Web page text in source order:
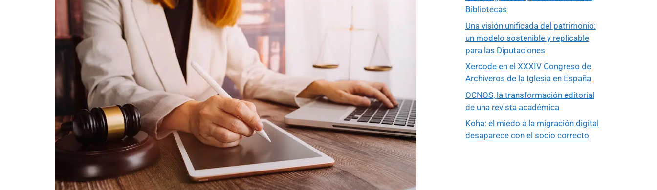
Bibliotecas
Una visión unificada del patrimonio:
un modelo sostenible y replicable
para las Diputaciones
Xercode en el XXXIV Congreso de
Archiveros de la Iglesia en España
OCNOS, la transformación editorial
de una revista académica
Koha: el miedo a la migración digital
desaparece con el socio correcto